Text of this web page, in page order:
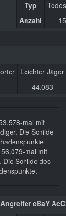
Typ
Anzahl
Leichter Jäger
44.083
mal mit
Die Schilde
mal mit
Die Schilde des
Angreifer eBaY